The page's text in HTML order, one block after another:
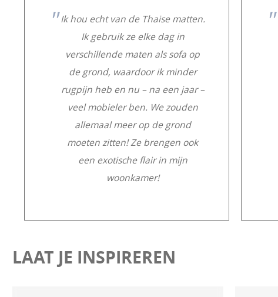
Ik hou echt van de Thaise matten.
Ik gebruik ze elke dag in
verschillende maten als sofa op
de grond, waardoor ik minder
rugpijn heb en nu – na een jaar –
veel mobieler ben. We zouden
allemaal meer op de grond
moeten zitten! Ze brengen ook
een exotische flair in mijn
woonkamer!
LAAT JE INSPIREREN